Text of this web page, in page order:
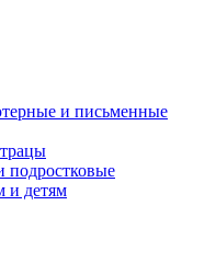
и письменные
подростковые
и детям